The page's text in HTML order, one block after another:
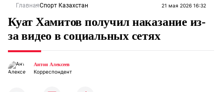
ГлавнаяСпорт Казахстан 21 мая 2026 16:32
Куат Хамитов получил наказание из-
за видео в социальных сетях
Антон Алексеев
Корреспондент